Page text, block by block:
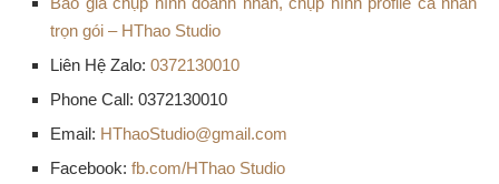
trọn gói – HThao Studio
Liên Hệ Zalo: 0372130010
Phone Call: 0372130010
Email: HThaoStudio@gmail.com
Facebook: fb.com/HThao Studio